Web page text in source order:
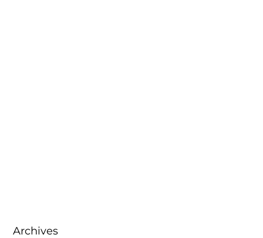
Archives